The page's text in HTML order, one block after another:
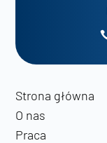
Strona główna
O nas
Praca